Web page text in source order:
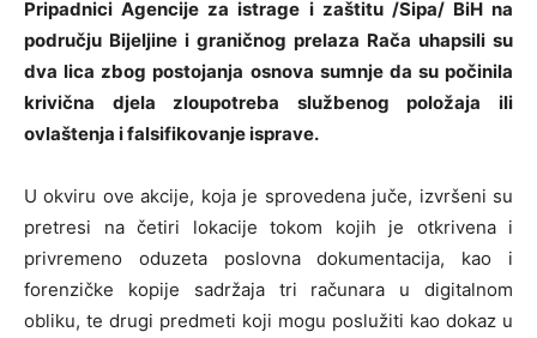
Pripadnici Agencije za istrage i zaštitu /Sipa/ BiH na
području Bijeljine i graničnog prelaza Rača uhapsili su
dva lica zbog postojanja osnova sumnje da su počinila
krivična djela zloupotreba službenog položaja ili
ovlaštenja i falsifikovanje isprave.
U okviru ove akcije, koja je sprovedena juče, izvršeni su
pretresi na četiri lokacije tokom kojih je otkrivena i
privremeno oduzeta poslovna dokumentacija, kao i
forenzičke kopije sadržaja tri računara u digitalnom
obliku, te drugi predmeti koji mogu poslužiti kao dokaz u